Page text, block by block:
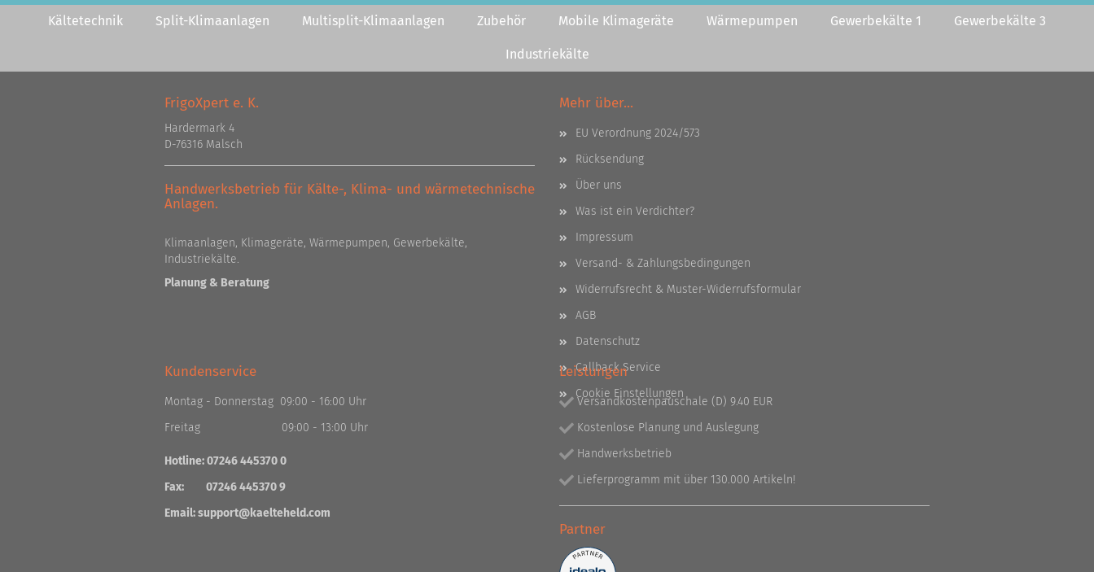
Kältetechnik Split-Klimaanlagen Multisplit-Klimaanlagen Zubehör Mobile Klimageräte Wärmepumpen Gewerbekälte 1 Gewerbekälte 3
Industriekälte
FrigoXpert e. K.
Hardermark 4
D-76316 Malsch
Handwerksbetrieb für Kälte-, Klima- und wärmetechnische
Anlagen.
Klimaanlagen, Klimageräte, Wärmepumpen, Gewerbekälte,
Industriekälte.
Planung & Beratung
Mehr über...
EU Verordnung 2024/573
Rücksendung
Über uns
Was ist ein Verdichter?
Impressum
Versand- & Zahlungsbedingungen
Widerrufsrecht & Muster-Widerrufsformular
AGB
Datenschutz
Callback Service
Cookie Einstellungen
Kundenservice
Montag - Donnerstag 09:00 - 16:00 Uhr
Freitag 09:00 - 13:00 Uhr
Hotline: 07246 445370 0
Fax: 07246 445370 9
Email:support@kaelteheld.com
Leistungen
Versandkostenpauschale (D) 9.40 EUR
Kostenlose Planung und Auslegung
Handwerksbetrieb
Lieferprogramm mit über 130.000 Artikeln!
Partner